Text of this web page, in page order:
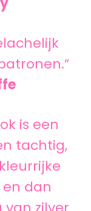
is een
tachtig,
dan